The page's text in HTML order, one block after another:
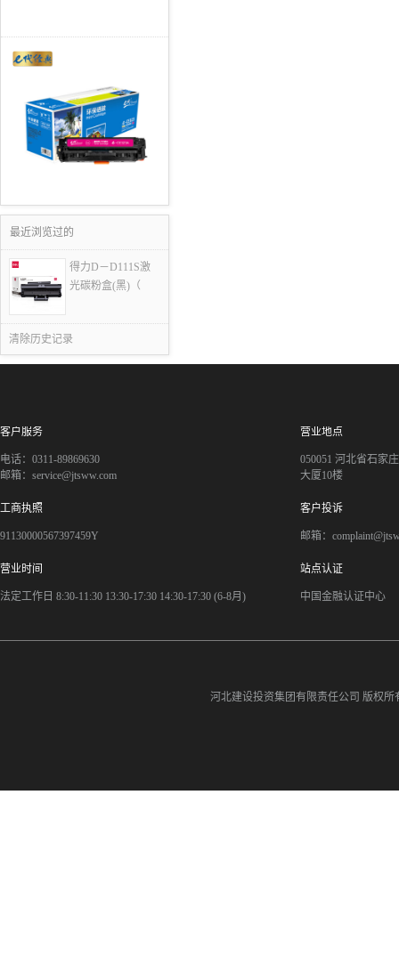
最近浏览过的
得力D－D111S激
光碳粉盒(黑)（
清除历史记录
客户服务
电话：0311-89869630
邮箱：service@jtsww.com
营业地点
050051 河北省石家
大厦10楼
工商执照
91130000567397459Y
客户投诉
邮箱：
营业时间
法定工作日 8:30-11:30 13:30-17:30 14:30-17:30 (6-8月)
站点认证
中国金融认证中心
河北建设投资集团有限责任公司 版权所